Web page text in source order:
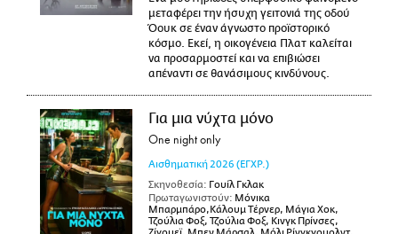
μεταφέρει την ήσυχη γειτονιά της οδού
Όουκ σε έναν άγνωστο προϊστορικό
κόσμο. Εκεί, η οικογένεια Πλατ καλείται
να προσαρμοστεί και να επιβιώσει
απέναντι σε θανάσιμους κινδύνους.
Για μια νύχτα μόνο
One night only
Αισθηματική 2026 (ΕΓΧΡ.)
Σκηνοθεσία: Γουίλ Γκλακ
Πρωταγωνιστούν: Μόνικα
Μπαρμπάρο,Κάλουμ Τέρνερ, Μάγια Χοκ,
Τζούλια Φοξ, Τζούλια Φοξ, Κινγκ Πρίνσες,